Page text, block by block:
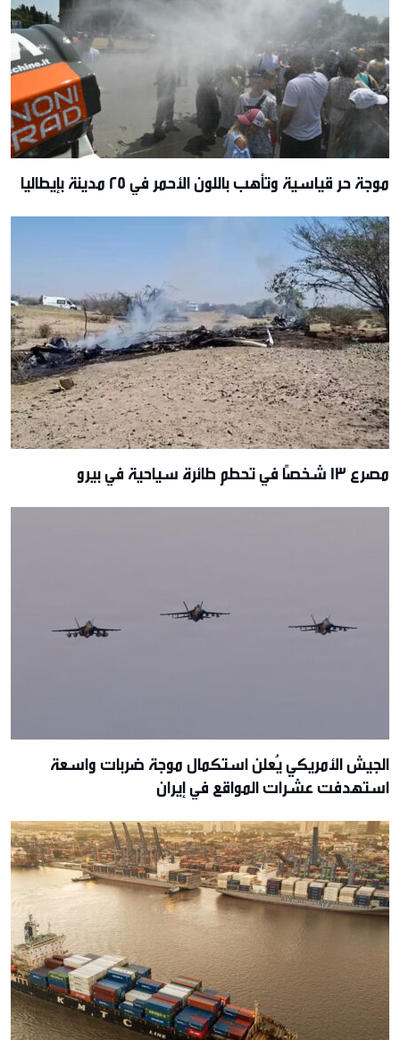
موجة حر قياسية وتأهب باللون الأحمر في 25 مدينة بإيطاليا
مصرع 13 شخصًا في تحطم طائرة سياحية في بيرو
الجيش الأمريكي يُعلن استكمال موجة ضربات واسعة
استهدفت عشرات المواقع في إيران